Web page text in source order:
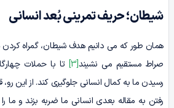
شیطان؛ حریف تمرینی بُعد انسانی
همان طور که می دانیم هدف شیطان، گمراه
صراط مستقیم می نشیند[3]
تا با حملات
رسیدن ما به کمال انسانی جلوگیری کند. از این
رفتن به مقاله بعدی انسانی ما ضربه بزند و ما